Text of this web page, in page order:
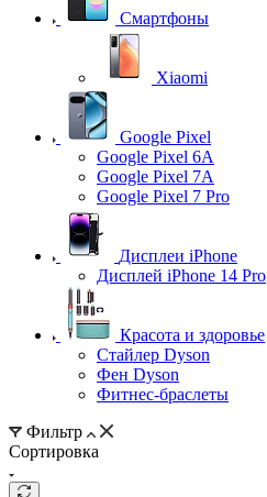
Смартфоны
Xiaomi
Google Pixel
Google Pixel 6A
Google Pixel 7А
Google Pixel 7 Pro
Дисплеи iPhone
Дисплей iPhone 14 Pro
Красота и здоровье
Стайлер Dyson
Фен Dyson
Фитнес-браслеты
Фильтр
Сортировка